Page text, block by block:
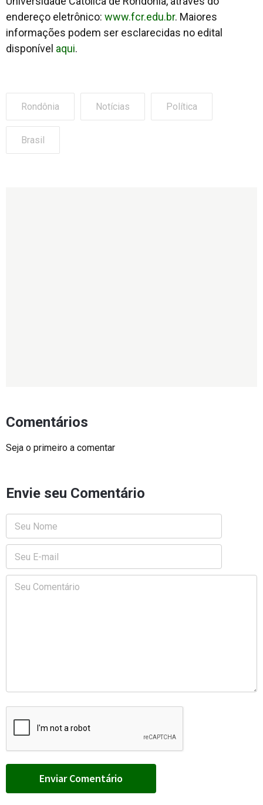
endereço eletrônico: www.fcr.edu.br. Maiores
informações podem ser esclarecidas no edital
disponível aqui.
Rondônia Notícias Política
Brasil
Comentários
Seja o primeiro a comentar
Envie seu Comentário